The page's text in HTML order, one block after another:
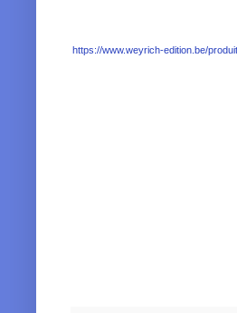
https://www.weyrich-edition.be/